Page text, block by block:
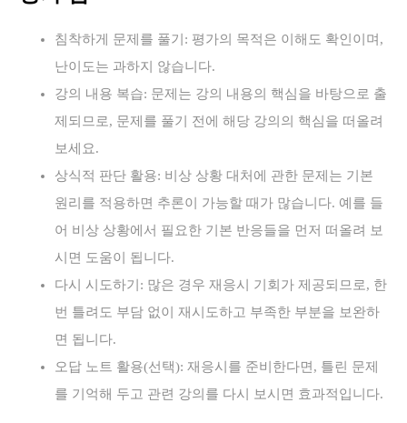
침착하게 문제를 풀기: 평가의 목적은 이해도 확인이며,
난이도는 과하지 않습니다.
강의 내용 복습: 문제는 강의 내용의 핵심을 바탕으로 출
제되므로, 문제를 풀기 전에 해당 강의의 핵심을 떠올려
보세요.
상식적 판단 활용: 비상 상황 대처에 관한 문제는 기본
원리를 적용하면 추론이 가능할 때가 많습니다. 예를 들
어 비상 상황에서 필요한 기본 반응들을 먼저 떠올려 보
시면 도움이 됩니다.
다시 시도하기: 많은 경우 재응시 기회가 제공되므로, 한
번 틀려도 부담 없이 재시도하고 부족한 부분을 보완하
면 됩니다.
오답 노트 활용(선택): 재응시를 준비한다면, 틀린 문제
를 기억해 두고 관련 강의를 다시 보시면 효과적입니다.